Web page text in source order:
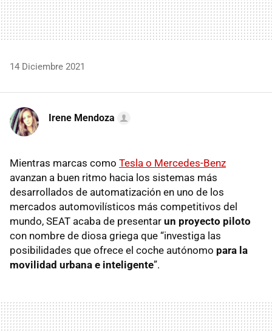
14 Diciembre 2021
Irene Mendoza
Mientras marcas como Tesla o Mercedes-Benz
avanzan a buen ritmo hacia los sistemas más
desarrollados de automatización en uno de los
mercados automovilísticos más competitivos del
mundo, SEAT acaba de presentar un proyecto piloto
con nombre de diosa griega que “investiga las
posibilidades que ofrece el coche autónomo para la
movilidad urbana e inteligente”.